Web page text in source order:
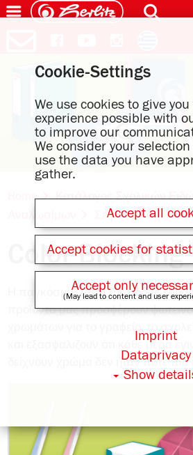
Home
Κατάλογος Σχολικών
Σειρές με σχέδια
Color Blocking
Η παγκόσμια τάση της μόδας
προϊόντα μας προσϕέρουν
και εξασϕαλιζουν ότι κάθε μέρα
δείχνουν χρώμα δεν ήταν ποτέ πιο
Cookie-Settings
We use cookies to give
experience possible with
to improve our
We consider your
use the data you have
gather.
Accept all
Accept cookies for
Accept only
(May lead to content and user
Show
Dataprivacy
Imprint